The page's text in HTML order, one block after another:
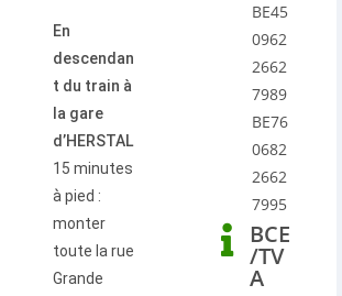
En
descendan
t du train à
la gare
d’HERSTAL
15 minutes
à pied :
monter
toute la rue
Grande
BE45
0962
2662
7989
BE76
0682
2662
7995
BCE
/TV
A